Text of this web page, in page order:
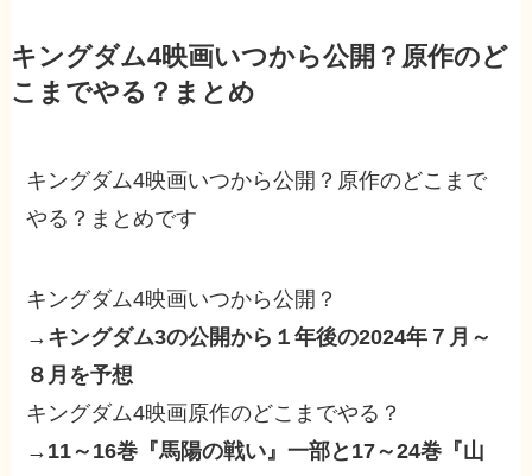
キングダム4映画いつから公開？原作のど
こまでやる？まとめ
キングダム4映画いつから公開？原作のどこまで
やる？まとめです
キングダム4映画いつから公開？
→ キングダム3の公開から１年後の2024年７月～
８月を予想
キングダム4映画原作のどこまでやる？
→ 11～16巻『馬陽の戦い』一部と17～24巻『山